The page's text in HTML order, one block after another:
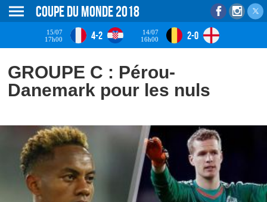
Coupe du monde 2018
15/07
17h00
4-2
14/07
16h00
2-0
GROUPE C : Pérou-
Danemark pour les nuls